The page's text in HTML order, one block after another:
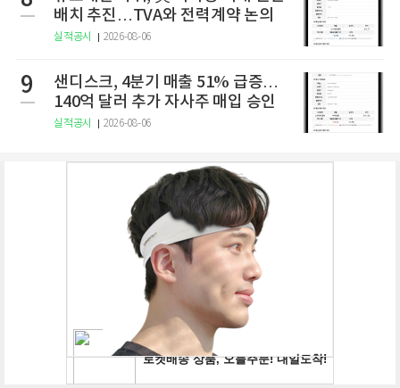
배치 추진…TVA와 전력계약 논의
실적공시 2026-08-06
9
샌디스크, 4분기 매출 51% 급증…
140억 달러 추가 자사주 매입 승인
실적공시 2026-08-06